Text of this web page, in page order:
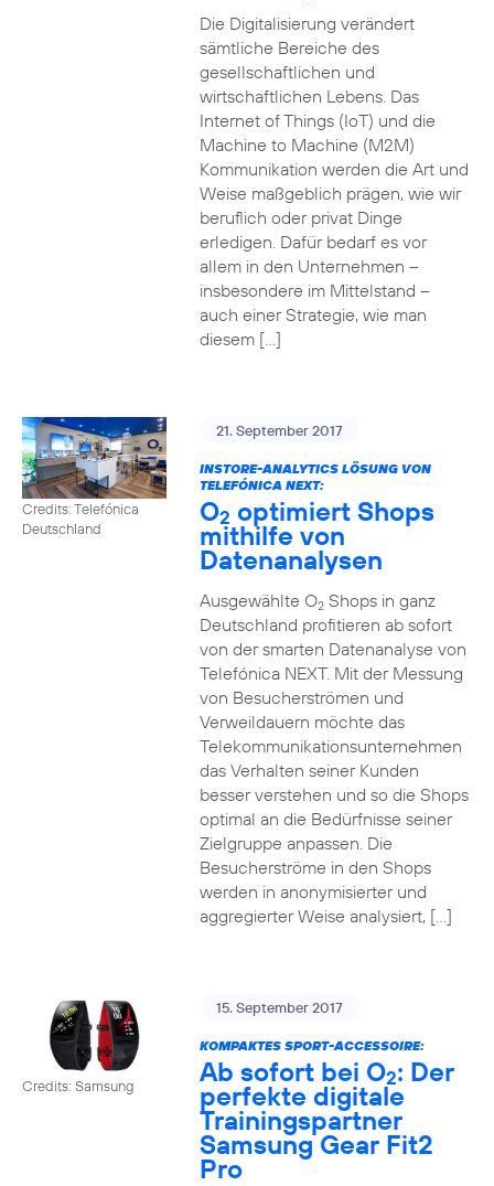
Die Digitalisierung verändert
sämtliche Bereiche des
gesellschaftlichen und
wirtschaftlichen Lebens. Das
Internet of Things (IoT) und die
Machine to Machine (M2M)
Kommunikation werden die Art und
Weise maßgeblich prägen, wie wir
beruflich oder privat Dinge
erledigen. Dafür bedarf es vor
allem in den Unternehmen –
insbesondere im Mittelstand –
auch einer Strategie, wie man
diesem […]
Credits: Telefónica
Deutschland
21. September 2017
INSTORE-ANALYTICS LÖSUNG VON
TELEFÓNICA NEXT:
O2 optimiert Shops
mithilfe von
Datenanalysen
Ausgewählte O2Shops in ganz
Deutschland profitieren ab sofort
von der smarten Datenanalyse von
Telefónica NEXT. Mit der Messung
von Besucherströmen und
Verweildauern möchte das
Telekommunikationsunternehmen
das Verhalten seiner Kunden
besser verstehen und so die Shops
optimal an die Bedürfnisse seiner
Zielgruppe anpassen. Die
Besucherströme in den Shops
werden in anonymisierter und
aggregierter Weise analysiert, […]
Credits: Samsung
15. September 2017
KOMPAKTES SPORT-ACCESSOIRE:
Ab sofort bei O2: Der
perfekte digitale
Trainingspartner
Samsung Gear Fit2
Pro